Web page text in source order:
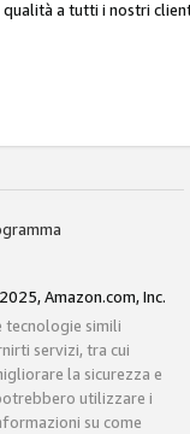
a tutti i nostri
Amazon.com, Inc.
tecnologie simili
servizi, tra cui
la sicurezza e
utilizzare i
su come